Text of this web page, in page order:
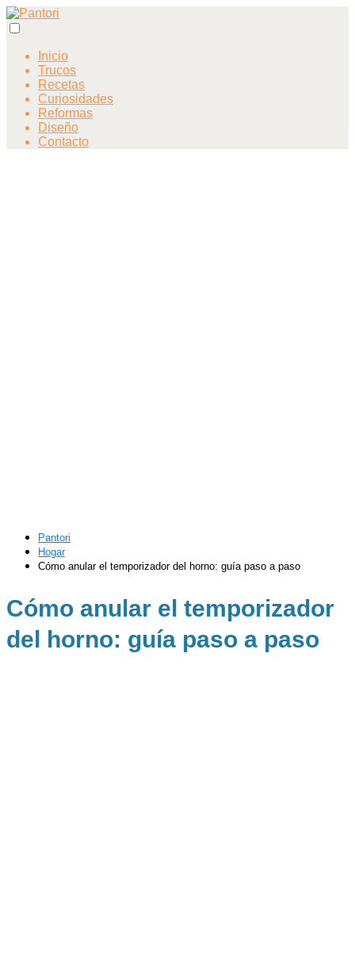
Inicio
Trucos
Recetas
Curiosidades
Reformas
Diseño
Contacto
Pantori
Hogar
Cómo anular el temporizador del horno: guía paso a paso
Cómo anular el temporizador
del horno: guía paso a paso